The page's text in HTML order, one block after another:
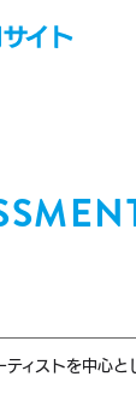
ティストを中心